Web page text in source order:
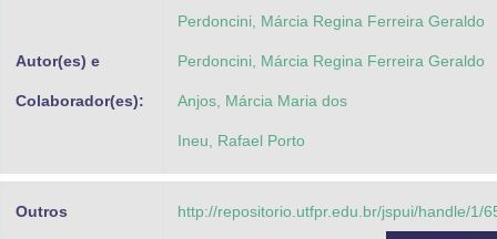
Autor(es) e
Colaborador(es):
Perdoncini, Márcia Regina Ferreira Geraldo
Perdoncini, Márcia Regina Ferreira Geraldo
Anjos, Márcia Maria dos
Ineu, Rafael Porto
Outros http://repositorio.utfpr.edu.br/jspui/handle/1/